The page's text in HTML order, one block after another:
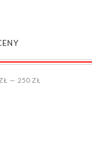
— 250 ZŁ